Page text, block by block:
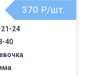
21-24
40
370 Р/шт.